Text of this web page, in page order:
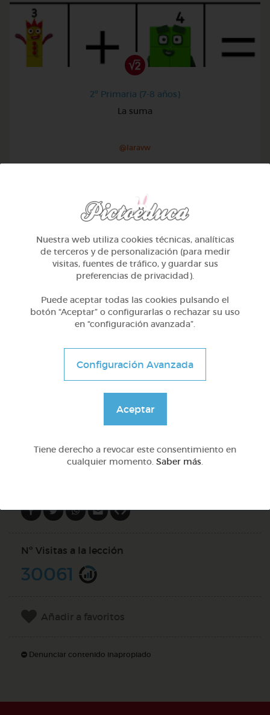
2º Primaria (7-8 años)
La suma
@Iaravw
2º Primaria (7-8 años)
Aprendiendo matematicas
DOCS (2)
Nº Visitas a la lección
30061
Añadir a favoritos
Denunciar contenido inapropiado
Nuestra web utiliza cookies técnicas, analíticas
de terceros y de personalización (para medir
visitas, fuentes de tráfico, y guardar sus
preferencias de privacidad).
Puede aceptar todas las cookies pulsando el
botón “Aceptar” o configurarlas o rechazar su uso
en “configuración avanzada”.
Configuración Avanzada
Aceptar
Tiene derecho a revocar este consentimiento en
cualquier momento. Saber más.